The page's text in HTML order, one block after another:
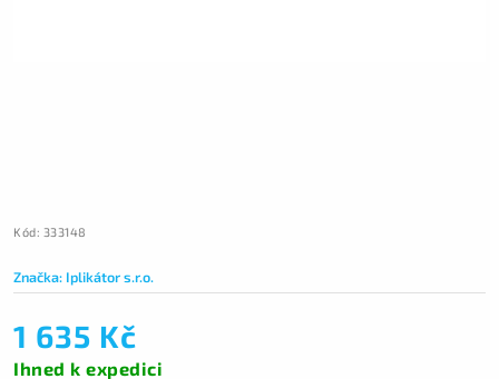
Kód: 333148
Značka: Iplikátor s.r.o.
1 635 Kč
Ihned k expedici